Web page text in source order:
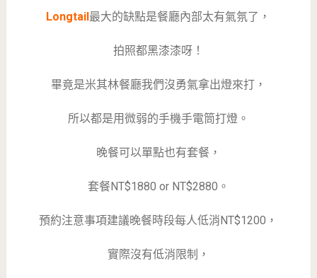
Longtail最大的缺點是餐廳內部太有氣氛了，
拍照都黑漆漆呀！
畢竟是米其林餐廳我們沒勇氣拿出燈來打，
所以都是用微弱的手機手電筒打燈。
晚餐可以單點也有套餐，
套餐NT$1880 or NT$2880。
預約注意事項建議晚餐時段每人低消NT$1200，
實際沒有低消限制，